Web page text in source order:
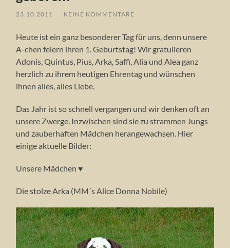
23.10.2011 / KEINE KOMMENTARE
Heute ist ein ganz besonderer Tag für uns, denn unsere
A-chen feiern ihren 1. Geburtstag! Wir gratulieren
Adonis, Quintus, Pius, Arka, Saffi, Alia und Alea ganz
herzlich zu ihrem heutigen Ehrentag und wünschen
ihnen alles, alles Liebe.
Das Jahr ist so schnell vergangen und wir denken oft an
unsere Zwerge. Inzwischen sind sie zu strammen Jungs
und zauberhaften Mädchen herangewachsen. Hier
einige aktuelle Bilder:
Unsere Mädchen ♥
Die stolze Arka (MM´s Alice Donna Nobile)